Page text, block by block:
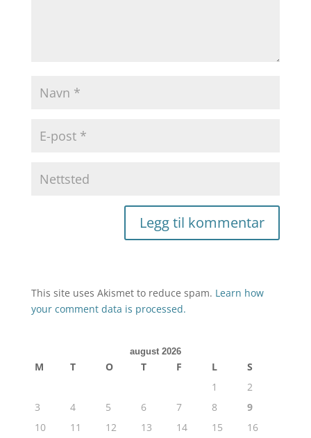
This site uses Akismet to reduce spam. Learn how
your comment data is processed.
august 2026
M T O T F L
S
1
2
3
4 5 6 7 8
9
10
11 12 13 14 15
16